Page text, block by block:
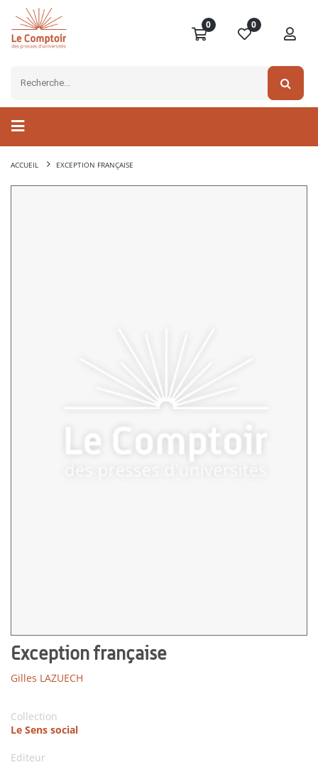
0 0
ACCUEIL EXCEPTION FRANÇAISE
Exception française
Gilles LAZUECH
Collection
Le Sens social
Editeur